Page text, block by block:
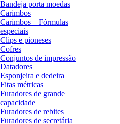
Bandeja porta moedas
Carimbos
Carimbos – Fórmulas
especiais
Clips e pioneses
Cofres
Conjuntos de impressão
Datadores
Esponjeira e dedeira
Fitas métricas
Furadores de grande
capacidade
Furadores de rebites
Furadores de secretária